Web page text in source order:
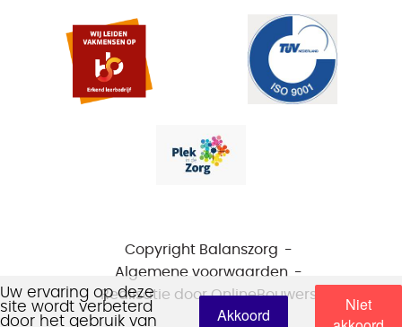
Copyright Balanszorg
Algemene voorwaarden
Realisatie doorOnlineBouwers
Uw ervaring op deze
site wordt verbeterd
door het gebruik van
Akkoord
Niet